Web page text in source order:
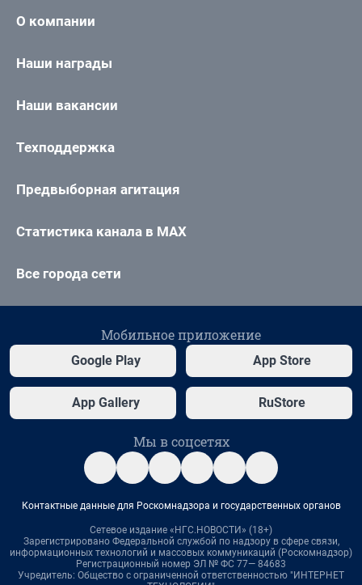
О компании
Наши награды
Наши вакансии
Техподдержка
Предвыборная агитация
Статистика канала в MAX
Все города сети
Мобильное приложение
Google Play App Store
App Gallery RuStore
Мы в соцсетях
Контактные данные для Роскомнадзора и государственных органов
Сетевое издание «НГС.НОВОСТИ» (18+)
Зарегистрировано Федеральной службой по надзору в сфере связи,
информационных технологий и массовых коммуникаций (Роскомнадзор)
Регистрационный номер ЭЛ № ФС 77— 84683
Учредитель: Общество с ограниченной ответственностью "ИНТЕРНЕТ